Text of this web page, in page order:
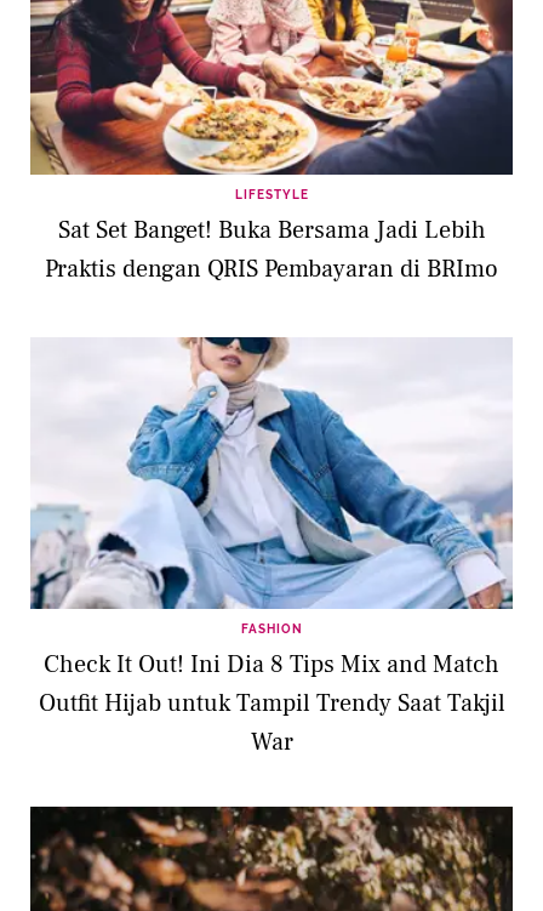
LIFESTYLE
Sat Set Banget! Buka Bersama Jadi Lebih
Praktis dengan QRIS Pembayaran di BRImo
FASHION
Check It Out! Ini Dia 8 Tips Mix and Match
Outfit Hijab untuk Tampil Trendy Saat Takjil
War